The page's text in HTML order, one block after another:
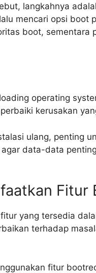
langkahnya
mencari opsi
boot, sementara
operating
kerusakan
ulang, penting
data-data
Fitur
yang tersedia
terhadap
fitur